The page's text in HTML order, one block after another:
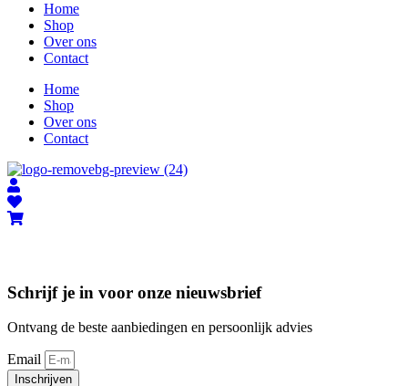
Home
Shop
Over ons
Contact
Home
Shop
Over ons
Contact
Schrijf je in voor onze nieuwsbrief
Ontvang de beste aanbiedingen en persoonlijk advies
Email
Inschrijven